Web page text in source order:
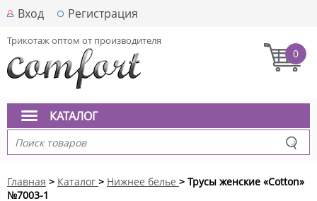
Вход Регистрация
Трикотаж оптом от производителя
0
КАТАЛОГ
Главная > Каталог > Нижнее белье > Трусы женские «Cotton»
№7003-1